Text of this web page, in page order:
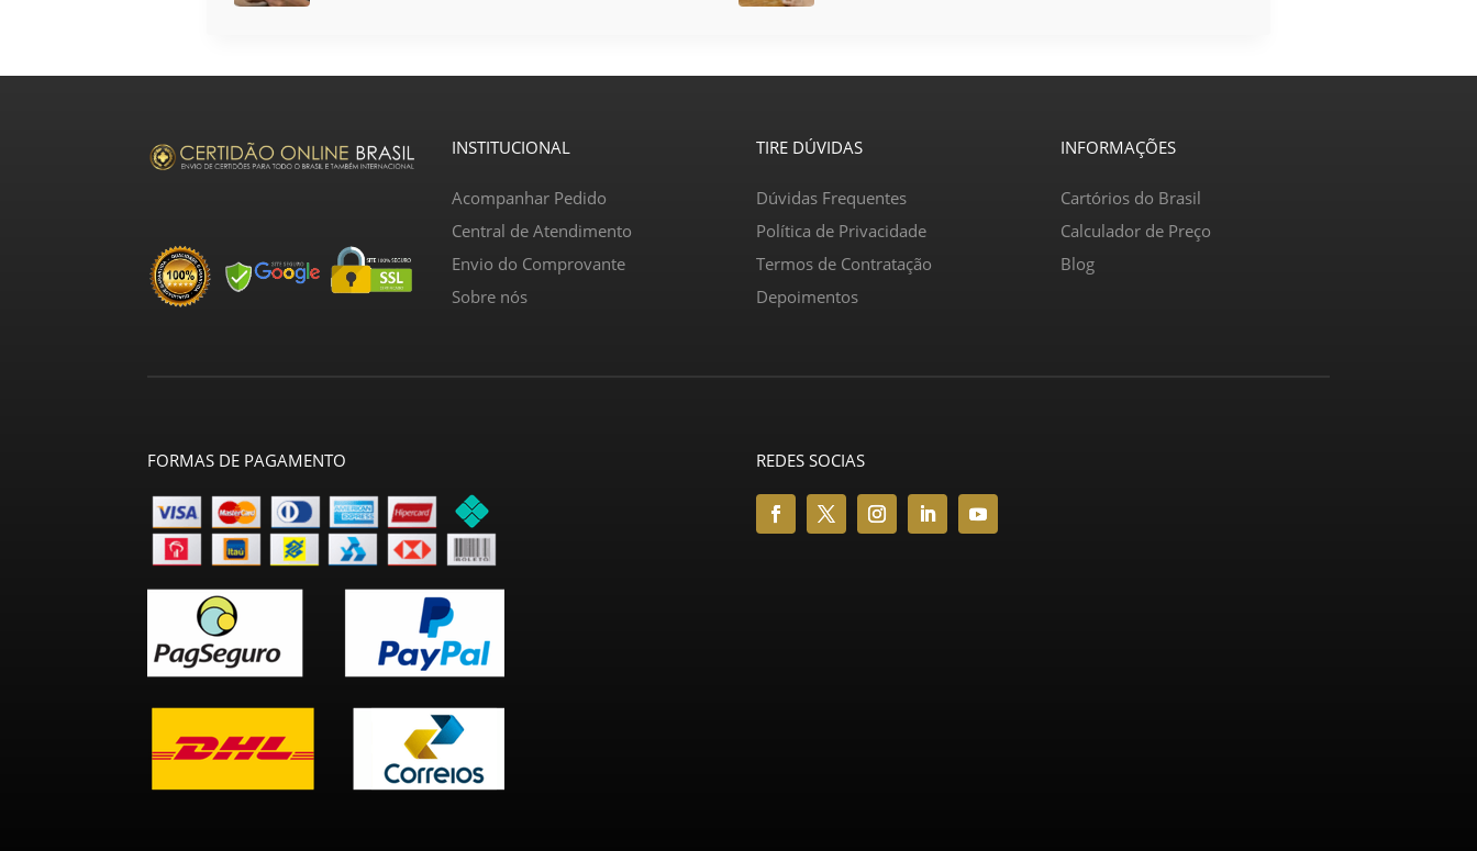
INSTITUCIONAL
Acompanhar Pedido
Central de Atendimento
Envio do Comprovante
Sobre nós
TIRE DÚVIDAS
Dúvidas Frequentes
Política de Privacidade
Termos de Contratação
Depoimentos
INFORMAÇÕES
Cartórios do Brasil
Calculador de Preço
Blog
FORMAS DE PAGAMENTO REDES SOCIAS